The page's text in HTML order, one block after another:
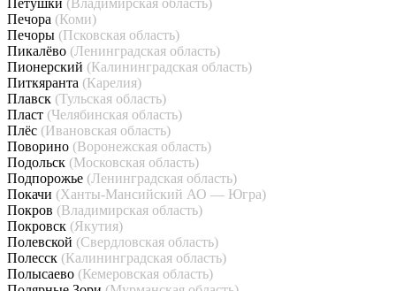
Петушки (Владимирская область)
Печора (Коми)
Печоры (Псковская область)
Пикалёво (Ленинградская область)
Пионерский (Калининградская область)
Питкяранта (Карелия)
Плавск (Тульская область)
Пласт (Челябинская область)
Плёс (Ивановская область)
Поворино (Воронежская область)
Подольск (Московская область)
Подпорожье (Ленинградская область)
Покачи (Ханты-Мансийский АО — Югра)
Покров (Владимирская область)
Покровск (Якутия)
Полевской (Свердловская область)
Полесск (Калининградская область)
Полысаево (Кемеровская область)